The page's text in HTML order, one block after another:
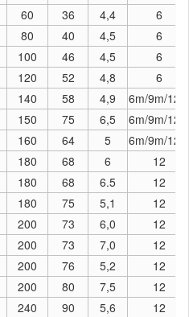
60 36 4,4
6
80 40 4,5
6
100 46 4,5
6
120 52 4,8
6
140 58 4,9
6m/9m/12m
150 75 6,5
6m/9m/12m
160 64 5
6m/9m/12m
180 68 6
12
180 68 6.5
12
180 75 5,1
12
200 73 6,0
12
200 73 7,0
12
200 76 5,2
12
200 80 7,5
12
240 90 5,6
12